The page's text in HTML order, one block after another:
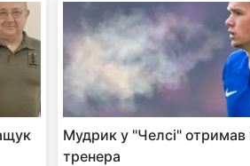
Мудрик у "Челсі" отримав
тренера